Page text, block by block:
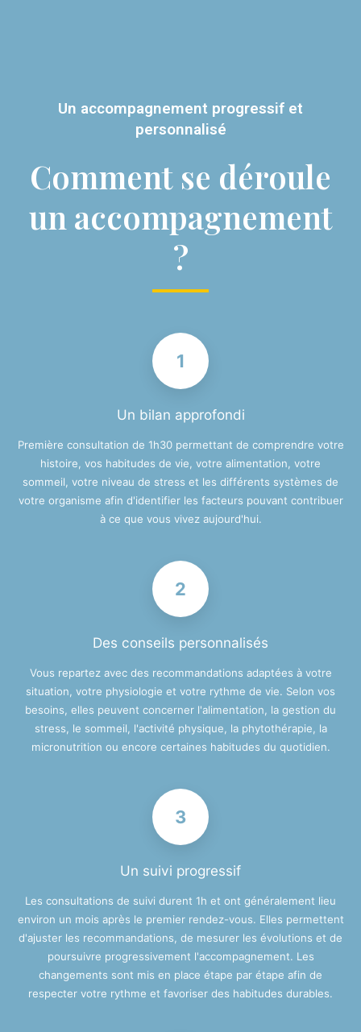
Un accompagnement progressif et
personnalisé
Comment se déroule
un accompagnement
?
1
Un bilan approfondi
Première consultation de 1h30 permettant de comprendre votre
histoire, vos habitudes de vie, votre alimentation, votre
sommeil, votre niveau de stress et les différents systèmes de
votre organisme afin d'identifier les facteurs pouvant contribuer
à ce que vous vivez aujourd'hui.
2
Des conseils personnalisés
Vous repartez avec des recommandations adaptées à votre
situation, votre physiologie et votre rythme de vie. Selon vos
besoins, elles peuvent concerner l'alimentation, la gestion du
stress, le sommeil, l'activité physique, la phytothérapie, la
micronutrition ou encore certaines habitudes du quotidien.
3
Un suivi progressif
Les consultations de suivi durent 1h et ont généralement lieu
environ un mois après le premier rendez-vous. Elles permettent
d'ajuster les recommandations, de mesurer les évolutions et de
poursuivre progressivement l'accompagnement. Les
changements sont mis en place étape par étape afin de
respecter votre rythme et favoriser des habitudes durables.